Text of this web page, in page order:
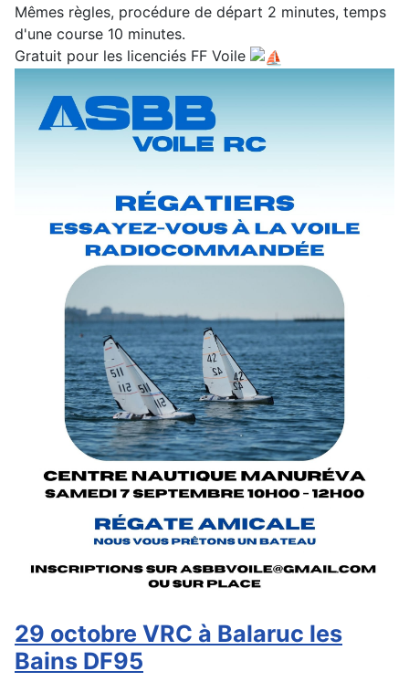
Mêmes règles, procédure de départ 2 minutes, temps
d'une course 10 minutes.
Gratuit pour les licenciés FF Voile
29 octobre VRC à Balaruc les
Bains DF95